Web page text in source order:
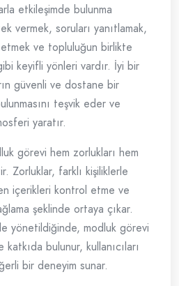
etkileşimde bulunma
vermek, soruları yanıtlamak,
ve topluluğun birlikte
keyifli yönleri vardır. İyi bir
güvenli ve dostane bir
teşvik eder ve
yaratır.
görevi hem zorlukları hem
Zorluklar, farklı kişiliklerle
içerikleri kontrol etme ve
şeklinde ortaya çıkar.
yönetildiğinde, modluk görevi
bulunur, kullanıcıları
bir deneyim sunar.